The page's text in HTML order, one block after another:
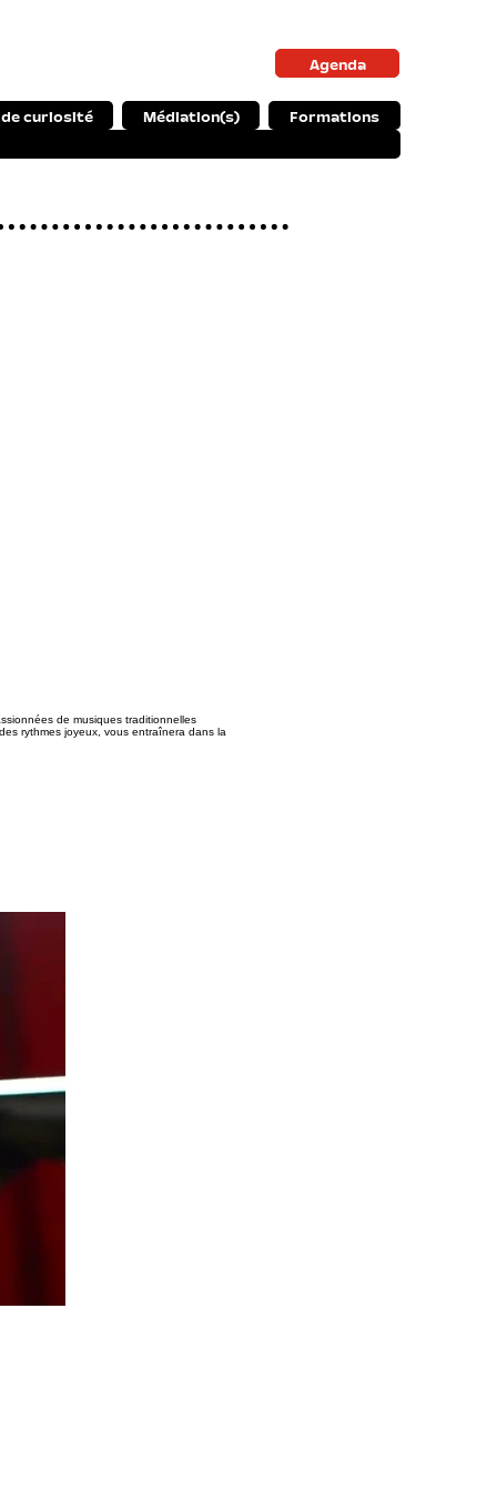
curiosité Médiation(s)
Formations
Agenda
de musiques traditionnelles
rythmes joyeux, vous entraînera dans la